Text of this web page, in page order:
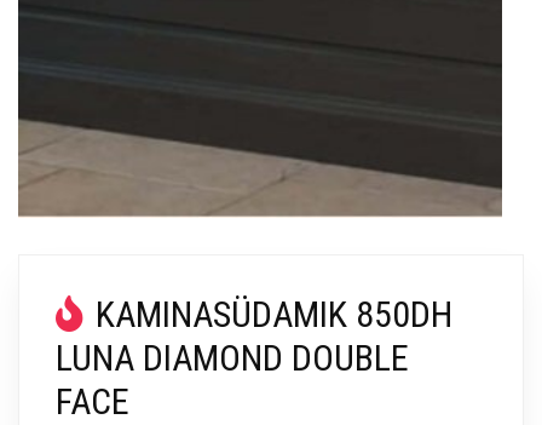
KAMINASÜDAMIK 850DH
LUNA DIAMOND DOUBLE
FACE